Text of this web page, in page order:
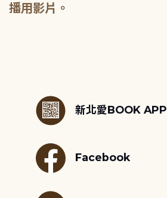
播用影片。
新北愛BOOK APP
Facebook